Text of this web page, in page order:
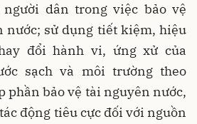
dân trong việc bảo vệ
nước; sử dụng tiết kiệm, hiệu
đổi hành vi, ứng xử của
sạch và môi trường theo
phần bảo vệ tài nguyên nước,
động tiêu cực đối với nguồn